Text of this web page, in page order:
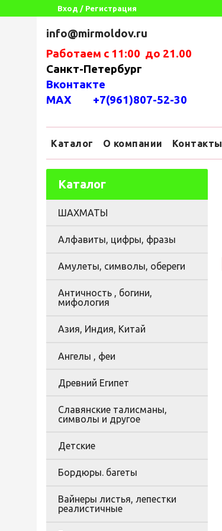
Вход / Регистрация
info@mirmoldov.ru
Работаем с 11:00 до 21.00
Санкт-Петербург
Вконтакте
MAX +7(961)807-52-30
Каталог О компании Контакты
Каталог
ШАХМАТЫ
Алфавиты, цифры, фразы
Амулеты, символы, обереги
Античность , богини,
мифология
Азия, Индия, Китай
Ангелы , феи
Древний Египет
Славянские талисманы,
символы и другое
Детские
Бордюры. багеты
Вайнеры листья, лепестки
реалистичные